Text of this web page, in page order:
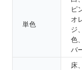
単色
ピ
オ
ジ
色
バ
床